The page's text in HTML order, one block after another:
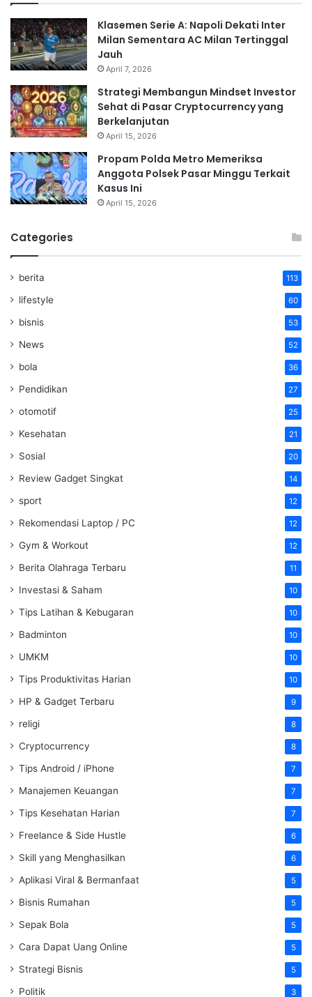
Klasemen Serie A: Napoli Dekati Inter
Milan Sementara AC Milan Tertinggal
Jauh
April 7, 2026
Strategi Membangun Mindset Investor
Sehat di Pasar Cryptocurrency yang
Berkelanjutan
April 15, 2026
Propam Polda Metro Memeriksa
Anggota Polsek Pasar Minggu Terkait
Kasus Ini
April 15, 2026
Categories
berita 113
lifestyle 60
bisnis 53
News 52
bola 36
Pendidikan 27
otomotif 25
Kesehatan 21
Sosial 20
Review Gadget Singkat 14
sport 12
Rekomendasi Laptop / PC 12
Gym & Workout 12
Berita Olahraga Terbaru 11
Investasi & Saham 10
Tips Latihan & Kebugaran 10
Badminton 10
UMKM 10
Tips Produktivitas Harian 10
HP & Gadget Terbaru 9
religi 8
Cryptocurrency 8
Tips Android / iPhone 7
Manajemen Keuangan 7
Tips Kesehatan Harian 7
Freelance & Side Hustle 6
Skill yang Menghasilkan 6
Aplikasi Viral & Bermanfaat 5
Bisnis Rumahan 5
Sepak Bola 5
Cara Dapat Uang Online 5
Strategi Bisnis 5
Politik 3